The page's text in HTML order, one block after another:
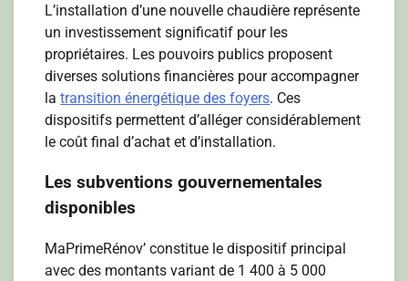
L’installation d’une nouvelle chaudière représente
un investissement significatif pour les
propriétaires. Les pouvoirs publics proposent
diverses solutions financières pour accompagner
latransition énergétique des foyers. Ces
dispositifs permettent d’alléger considérablement
le coût final d’achat et d’installation.
Les subventions gouvernementales
disponibles
MaPrimeRénov’ constitue le dispositif principal
avec des montants variant de 1 400 à 5 000